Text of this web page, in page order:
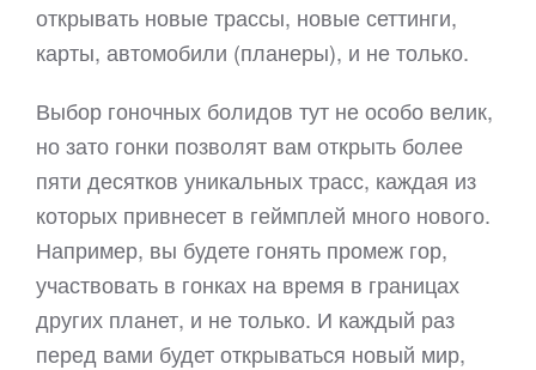
открывать новые трассы, новые сеттинги,
карты, автомобили (планеры), и не только.
Выбор гоночных болидов тут не особо велик,
но зато гонки позволят вам открыть более
пяти десятков уникальных трасс, каждая из
которых привнесет в геймплей много нового.
Например, вы будете гонять промеж гор,
участвовать в гонках на время в границах
других планет, и не только. И каждый раз
перед вами будет открываться новый мир,